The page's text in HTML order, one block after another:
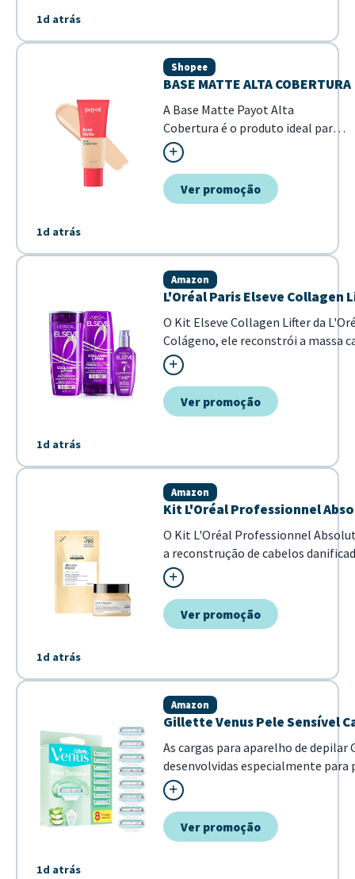
1d atrás
1d atrás
BASE MATTE ALTA COBERTURA
Shopee
A Base Matte Payot Alta
Cobertura é o produto ideal para
quem busca uma pele uniforme
com acabamento profissional. Sua
fórmula de alta performance
garante que as imperfeições
do dia. - Alta cobertur...
Ver promoção
1d atrás
L'Oréal Paris Elseve Collagen
Amazon
O Kit Elseve Collagen Lifter da
Colágeno, ele reconstrói a massa
elimina a...
Ver promoção
1d atrás
Kit L'Oréal Professionnel
Amazon
O Kit L'Oréal Professionnel
a reconstrução de cabelos
tratamento proporciona cuidado
Ver promoção
1d atrás
Gillette Venus Pele Sensível
Amazon
As cargas para aparelho de
desenvolvidas especialmente
minimizando irritações. Com
suavemente sobre a pele, sendo
Ver promoção